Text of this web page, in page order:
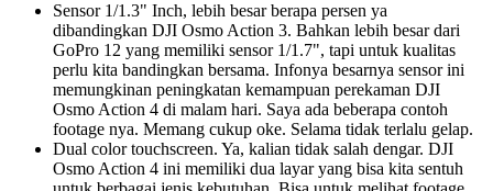
Sensor 1/1.3" Inch, lebih besar berapa persen ya
dibandingkan DJI Osmo Action 3. Bahkan lebih besar dari
GoPro 12 yang memiliki sensor 1/1.7", tapi untuk kualitas
perlu kita bandingkan bersama. Infonya besarnya sensor ini
memungkinan peningkatan kemampuan perekaman DJI
Osmo Action 4 di malam hari. Saya ada beberapa contoh
footage nya. Memang cukup oke. Selama tidak terlalu gelap.
Dual color touchscreen. Ya, kalian tidak salah dengar. DJI
Osmo Action 4 ini memiliki dua layar yang bisa kita sentuh